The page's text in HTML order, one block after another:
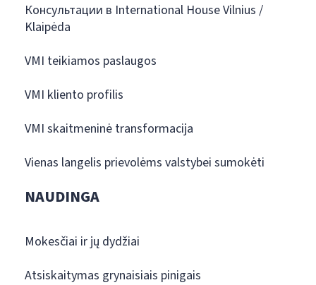
Консультации в International House Vilnius /
Klaipėda
VMI teikiamos paslaugos
VMI kliento profilis
VMI skaitmeninė transformacija
Vienas langelis prievolėms valstybei sumokėti
NAUDINGA
Mokesčiai ir jų dydžiai
Atsiskaitymas grynaisiais pinigais